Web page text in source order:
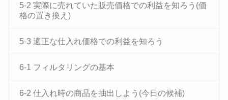
5-2 実際に売れていた販売価格での利益を知ろう(価
格の置き換え)
5-3 適正な仕入れ価格での利益を知ろう
6-1 フィルタリングの基本
6-2 仕入れ時の商品を抽出しよう(今日の候補)